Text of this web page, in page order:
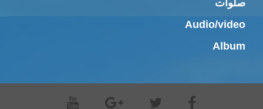
صلوات
Audio/video
Album